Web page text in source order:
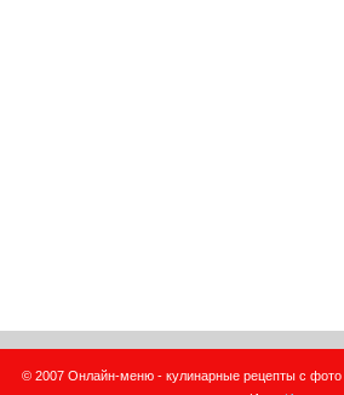
© 2007 Онлайн-меню - кулинарные рецепты с фото